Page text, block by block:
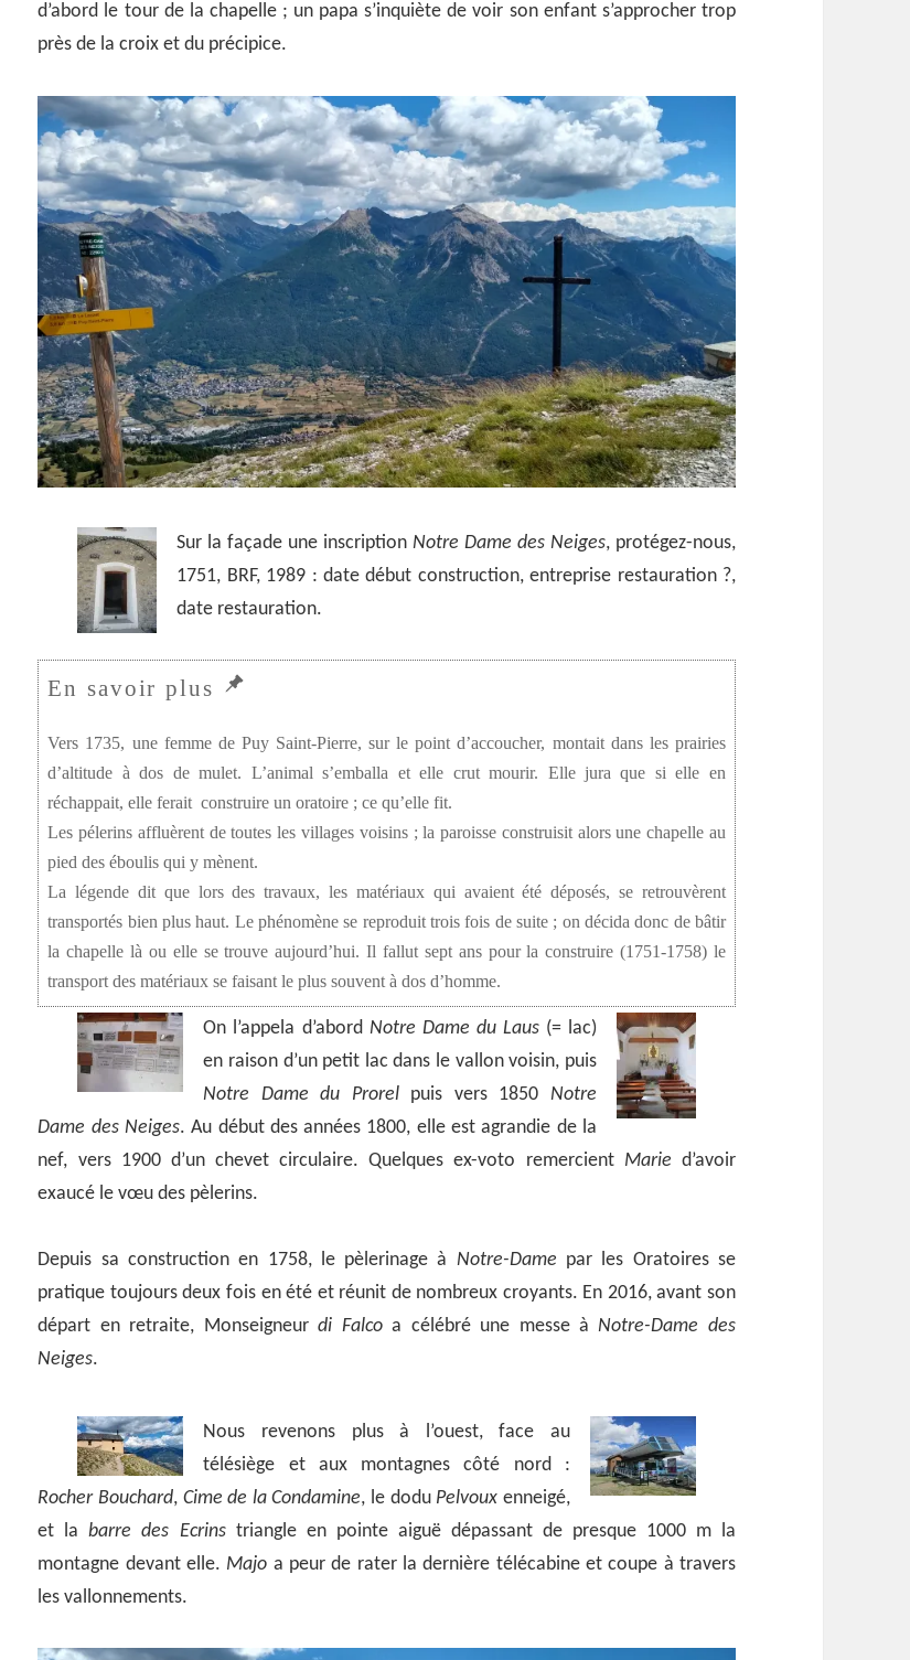
d’abord le tour de la chapelle ; un papa s’inquiète de voir son enfant s’approcher trop
près de la croix et du précipice.
Sur la façade une inscriptionNotre Dame des Neiges, protégez-nous,
1751, BRF, 1989 : date début construction, entreprise restauration ?,
date restauration.
Vers 1735, une femme de Puy Saint-Pierre, sur le point d’accoucher, montait dans les prairies
d’altitude à dos de mulet. L’animal s’emballa et elle crut mourir. Elle jura que si elle en
réchappait, elle ferait construire un oratoire ; ce qu’elle fit.
Les pélerins affluèrent de toutes les villages voisins ; la paroisse construisit alors une chapelle au
pied des éboulis qui y mènent.
La légende dit que lors des travaux, les matériaux qui avaient été déposés, se retrouvèrent
transportés bien plus haut. Le phénomène se reproduit trois fois de suite ; on décida donc de bâtir
la chapelle là ou elle se trouve aujourd’hui. Il fallut sept ans pour la construire (1751-1758) le
transport des matériaux se faisant le plus souvent à dos d’homme.
On l’appela d’abord Notre Dame du Laus(= lac)
en raison d’un petit lac dans le vallon voisin, puis
Notre Dame du Prorelpuis vers 1850 Notre
Dame des Neiges. Au début des années 1800, elle est agrandie de la
nef, vers 1900 d’un chevet circulaire. Quelques ex-voto remercient Marie d’avoir
exaucé le vœu des pèlerins.
Depuis sa construction en 1758, le pèlerinage à Notre-Dame par les Oratoires se
pratique toujours deux fois en été et réunit de nombreux croyants. En 2016, avant son
départ en retraite, Monseigneurdi Falcoa célébré une messe àNotre-Dame des
Neiges.
Nous revenons plus à l’ouest, face au
télésiège et aux montagnes côté nord :
Rocher Bouchard, Cime de la Condamine, le dodu Pelvoux enneigé,
et labarre des Ecrinstriangle en pointe aiguë dépassant de presque 1000 m la
montagne devant elle. Majo a peur de rater la dernière télécabine et coupe à travers
les vallonnements.